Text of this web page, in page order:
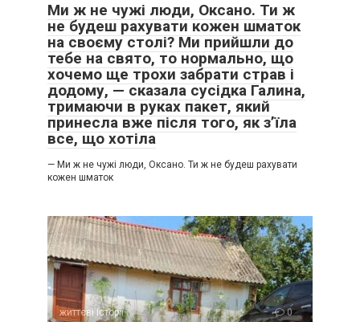
Ми ж не чужі люди, Оксано. Ти ж
не будеш рахувати кожен шматок
на своєму столі? Ми прийшли до
тебе на свято, то нормально, що
хочемо ще трохи забрати страв і
додому, — сказала сусідка Галина,
тримаючи в руках пакет, який
принесла вже після того, як з’їла
все, що хотіла
— Ми ж не чужі люди, Оксано. Ти ж не будеш рахувати
кожен шматок
життєві історії 0